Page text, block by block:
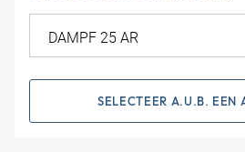
SELECTEER A.U.B. EEN